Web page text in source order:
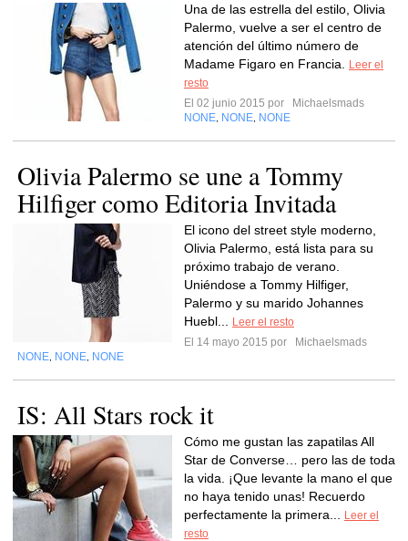
Una de las estrella del estilo, Olivia
Palermo, vuelve a ser el centro de
atención del último número de
Madame Figaro en Francia.
Leer el
resto
El 02 junio 2015 por
Michaelsmads
NONE NONE NONE
Olivia Palermo se une a Tommy
Hilfiger como Editoria Invitada
El icono del street style moderno,
Olivia Palermo, está lista para su
próximo trabajo de verano.
Uniéndose a Tommy Hilfiger,
Palermo y su marido Johannes
Huebl...
Leer el resto
El 14 mayo 2015 por
Michaelsmads
NONE NONE NONE
IS: All Stars rock it
Cómo me gustan las zapatilas All
Star de Converse… pero las de toda
la vida. ¡Que levante la mano el que
no haya tenido unas! Recuerdo
perfectamente la primera...
Leer el
resto